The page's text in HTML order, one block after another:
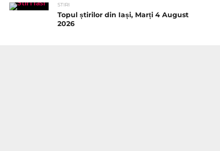
STIRI
Topul știrilor din Iași, Marți 4 August
2026